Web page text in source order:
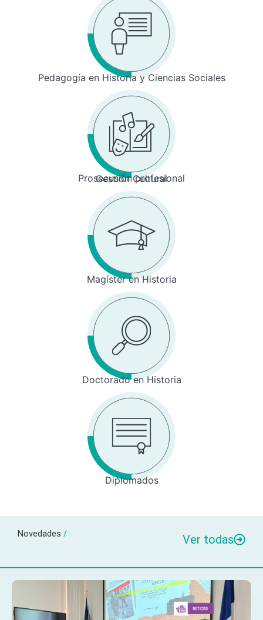
Pedagogía en Historia y Ciencias Sociales
Prosecusión profesional
Gestión Cultural
Magíster en Historia
Doctorado en Historia
Diplomados
Novedades / Ver todas